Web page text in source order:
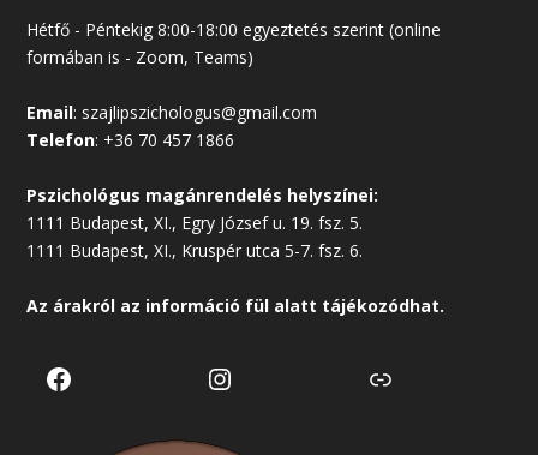
Hétfő - Péntekig 8:00-18:00 egyeztetés szerint (online
formában is - Zoom, Teams)
Email: szajlipszichologus@gmail.com
Telefon: +36 70 457 1866
Pszichológus magánrendelés helyszínei:
1111 Budapest, XI., Egry József u. 19. fsz. 5.
1111 Budapest, XI., Kruspér utca 5-7. fsz. 6.
Az árakról az információ fül alatt tájékozódhat.
Facebook Instagram Link